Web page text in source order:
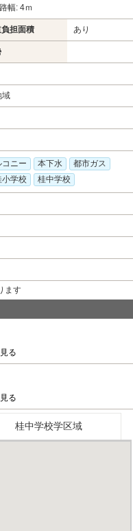
幅: 4ｍ
担面積 あり
域
コニー 本下水
都市ガス
小学校 桂中学校
ます
る
る
桂中学校学区域